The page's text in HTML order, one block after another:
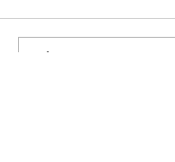
Comentários